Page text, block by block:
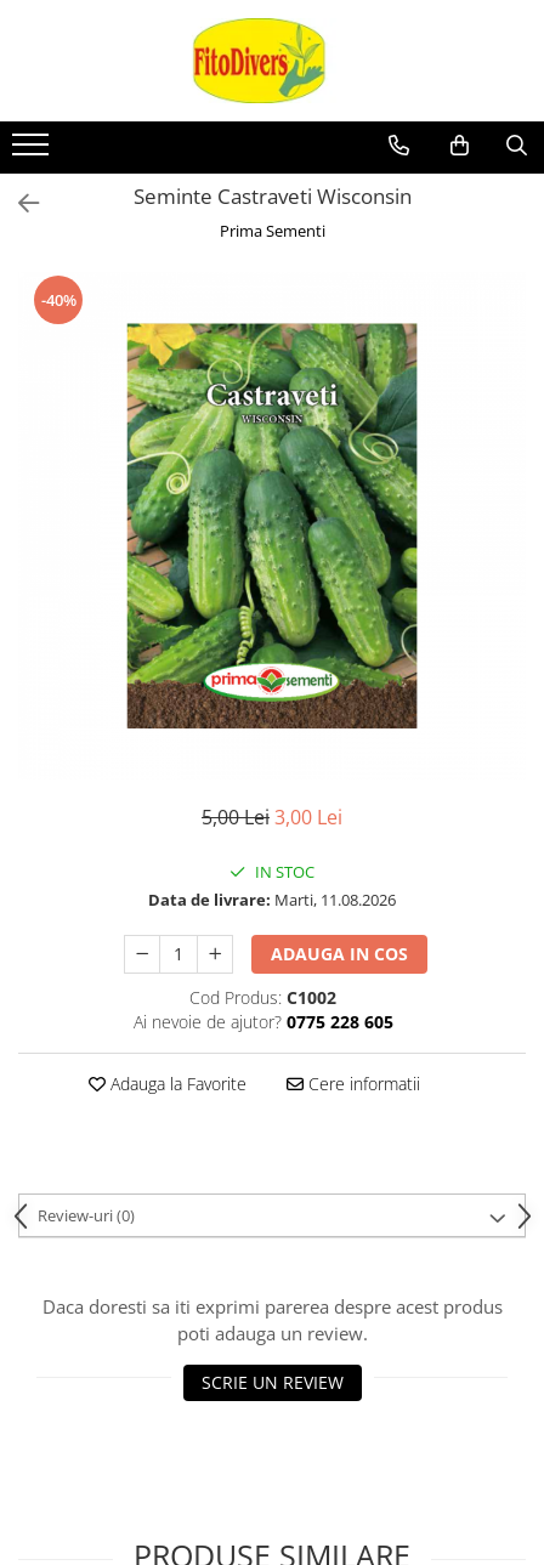
Seminte Castraveti Wisconsin
Prima Sementi
-40%
5,00 Lei3,00 Lei
IN STOC
Data de livrare: Marti, 11.08.2026
ADAUGA IN COS
Cod Produs: C1002
Ai nevoie de ajutor? 0775 228 605
Adauga la Favorite Cere informatii
Review-uri(0)
Daca doresti sa iti exprimi parerea despre acest produs
poti adauga un review.
SCRIE UN REVIEW
PRODUSE SIMILARE